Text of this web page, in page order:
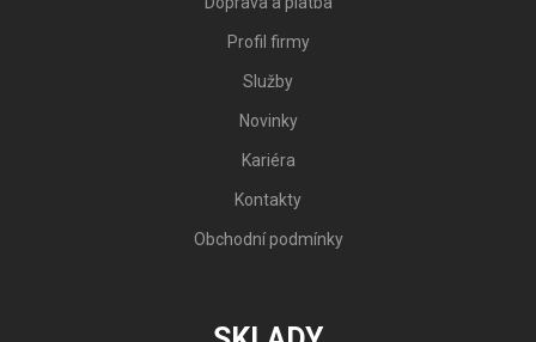
Profil firmy
Služby
Novinky
Kariéra
Kontakty
Obchodní podmínky